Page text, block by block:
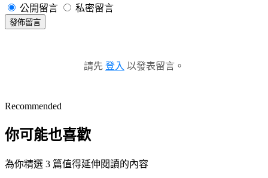
公開留言 私密留言
發佈留言
請先 登入 以發表留言。
Recommended
你可能也喜歡
為你精選 3 篇值得延伸閱讀的內容